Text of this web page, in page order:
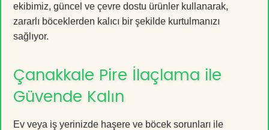
ekibimiz, güncel ve çevre dostu ürünler kullanarak,
zararlı böceklerden kalıcı bir şekilde kurtulmanızı
sağlıyor.
Çanakkale Pire İlaçlama ile
Güvende Kalın
Ev veya iş yerinizde haşere ve böcek sorunları ile